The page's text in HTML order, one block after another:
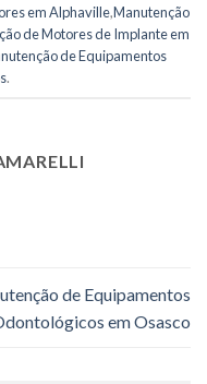
em Alphaville,Manutenção
de Motores de Implante em
de Equipamentos
.
de Equipamentos
em Osasco